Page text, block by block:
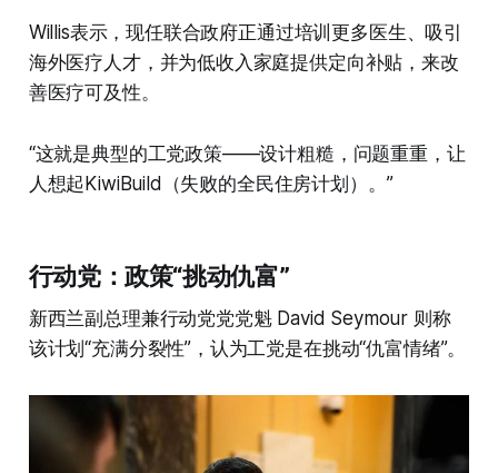
Willis表示，现任联合政府正通过培训更多医生、吸引
海外医疗人才，并为低收入家庭提供定向补贴，来改
善医疗可及性。
“这就是典型的工党政策——设计粗糙，问题重重，让
人想起KiwiBuild（失败的全民住房计划）。”
行动党：政策“挑动仇富”
新西兰副总理兼行动党党党魁 David Seymour 则称
该计划“充满分裂性”，认为工党是在挑动“仇富情绪”。